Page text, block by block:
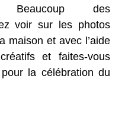
des
voir sur les photos
maison et avec l’aide
et faites-vous
la célébration du